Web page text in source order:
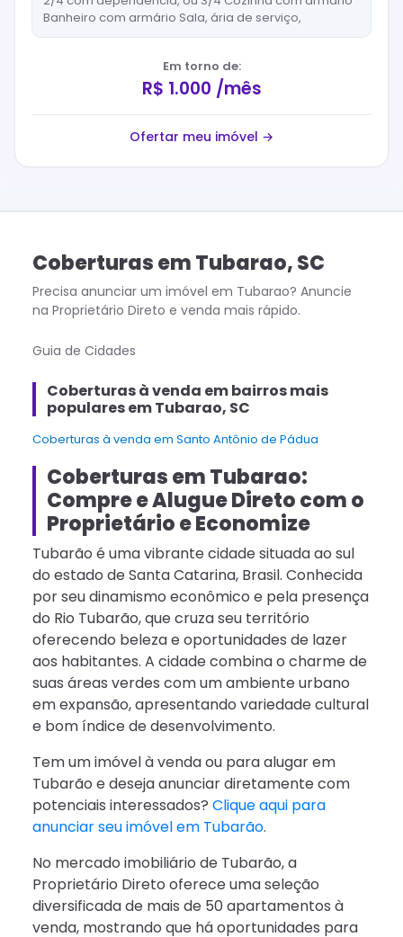
Banheiro com armário Sala, ária de serviço,
Em torno de:
R$ 1.000 /mês
Ofertar meu imóvel →
CoberturasemTubarao,SC
Precisa anunciar um imóvel em Tubarao? Anuncie
na Proprietário Direto e venda mais rápido.
Guia de Cidades
Coberturas à venda em bairros mais
populares em Tubarao, SC
Coberturas à venda em Santo Antônio de Pádua
Coberturas em Tubarao:
Compre e Alugue Direto com o
Proprietário e Economize
Tubarão é uma vibrante cidade situada ao sul
do estado de Santa Catarina, Brasil. Conhecida
por seu dinamismo econômico e pela presença
do Rio Tubarão, que cruza seu território
oferecendo beleza e oportunidades de lazer
aos habitantes. A cidade combina o charme de
suas áreas verdes com um ambiente urbano
em expansão, apresentando variedade cultural
e bom índice de desenvolvimento.
Tem um imóvel à venda ou para alugar em
Tubarão e deseja anunciar diretamente com
potenciais interessados? Clique aqui para
anunciar seu imóvel em Tubarão.
No mercado imobiliário de Tubarão, a
Proprietário Direto oferece uma seleção
diversificada de mais de 50 apartamentos à
venda, mostrando que há oportunidades para